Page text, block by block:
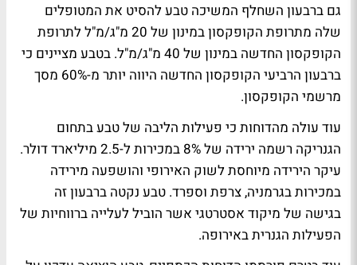
גם ברבעון השחלף המשיכה טבע להסיט את המטופלים
שלה מתרופת הקופקסון במינון של 20 מ"ג/מ"ל לתרופת
הקופקסון החדשה במינון של 40 מ"ג/מ"ל. בטבע מציינים כי
ברבעון הרביעי הקופקסון החדשה היווה יותר מ-60% מסך
מרשמי הקופקסון.
עוד עולה מהדוחות כי פעילות הליבה של טבע בתחום
הגנריקה רשמה ירידה של 8% במכירות ל-2.5 מיליארד דולר.
עיקר הירידה מיוחסת לשוק האירופי והושפעה מירידה
במכירות בגרמניה, צרפת וספרד. טבע נקטה ברבעון זה
בגישה של מיקוד אסטרטגי אשר הוביל לעלייה ברווחיות של
הפעילות הגנרית באירופה.